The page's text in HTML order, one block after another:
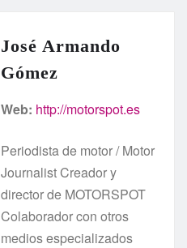
José Armando
Gómez
Web: http://motorspot.es
Periodista de motor / Motor
Journalist Creador y
director de MOTORSPOT
Colaborador con otros
medios especializados